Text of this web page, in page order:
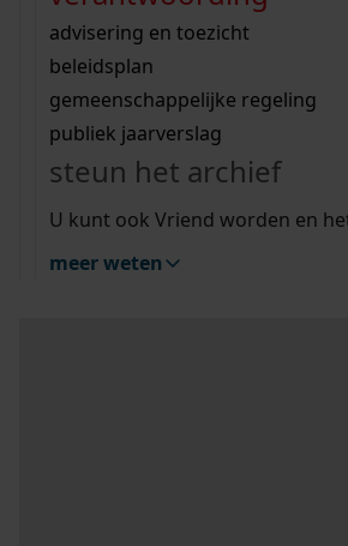
bouwvergunningen
omgevingsvergunningen
vergunningen
beeld en geluid
uitleg nodig?
Wij helpen u op weg met een
bekijk alle zoektips
Wij helpen u op weg met een
bekijk alle zoektips
bekijk ons geschiedenislokaal
advisering en toezicht
beleidsplan
gemeenschappelijke regeling
publiek jaarverslag
steun het archief
U kunt ook Vriend worden en
meer weten
zoektips
Mijn Studiezaal (inloggen)